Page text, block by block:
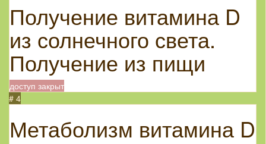
Получение витамина D
из солнечного света.
Получение из пищи
доступ закрыт
# 4
Метаболизм витамина D